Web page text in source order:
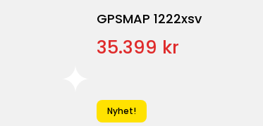
GPSMAP 1222xsv
35.399 kr
Nyhet!